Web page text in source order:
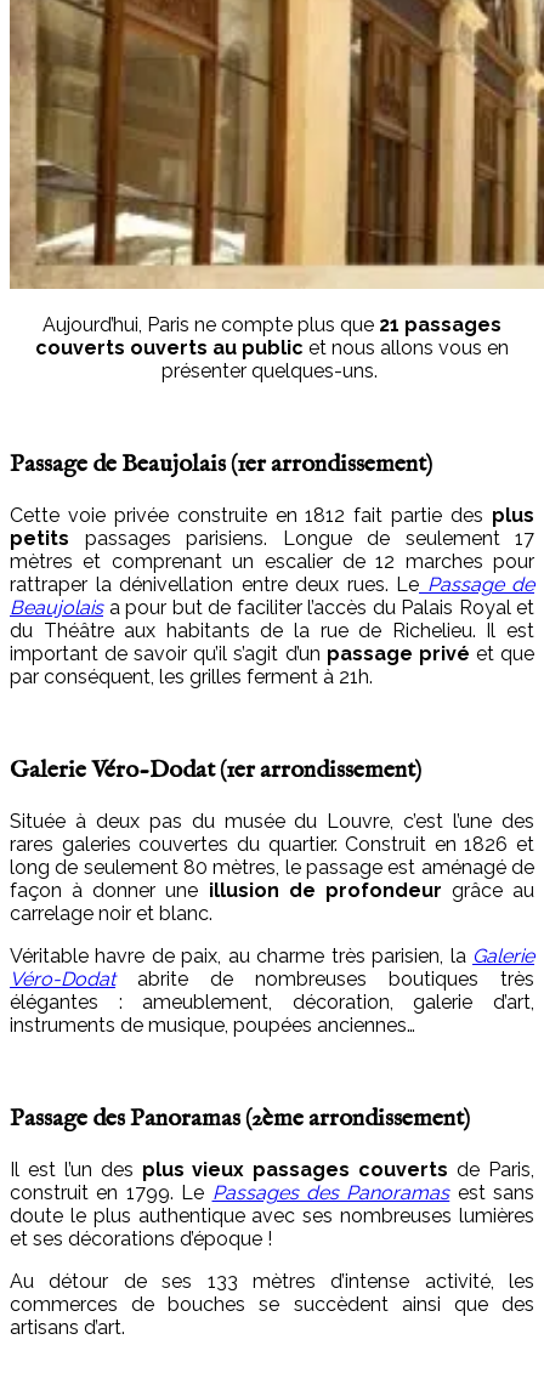
Aujourd’hui, Paris ne compte plus que 21 passages
couverts ouverts au public et nous allons vous en
présenter quelques-uns.
Passage de Beaujolais (1erarrondissement)
Cette voie privée construite en 1812 fait partie des plus
petits passages parisiens. Longue de seulement 17
mètres et comprenant un escalier de 12 marches pour
rattraper la dénivellation entre deux rues. Le Passage de
Beaujolaisa pour but de faciliter l’accès du Palais Royal et
du Théâtre aux habitants de la rue de Richelieu. Il est
important de savoir qu’il s’agit d’un passage privé et que
par conséquent, les grilles ferment à 21h.
Galerie Véro-Dodat (1erarrondissement)
Située à deux pas du musée du Louvre, c’est l’une des
rares galeries couvertes du quartier. Construit en 1826 et
long de seulement 80 mètres, le passage est aménagé de
façon à donner une illusion de profondeur grâce au
carrelage noir et blanc.
Véritable havre de paix, au charme très parisien, la Galerie
Véro-Dodatabrite de nombreuses boutiques très
élégantes : ameublement, décoration, galerie d’art,
instruments de musique, poupées anciennes…
Passage des Panoramas (2èmearrondissement)
Il est l’un des plus vieux passages couverts de Paris,
construit en 1799. Le Passages des Panoramasest sans
doute le plus authentique avec ses nombreuses lumières
et ses décorations d’époque !
Au détour de ses 133 mètres d’intense activité, les
commerces de bouches se succèdent ainsi que des
artisans d’art.